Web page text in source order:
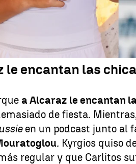
tema y en sus
de quién cree que será
. Aquí
le encantan las
a Alcaraz le encantan
de fiesta.
en un podcast junto al
. Kyrgios quiso
regular y que Carlitos